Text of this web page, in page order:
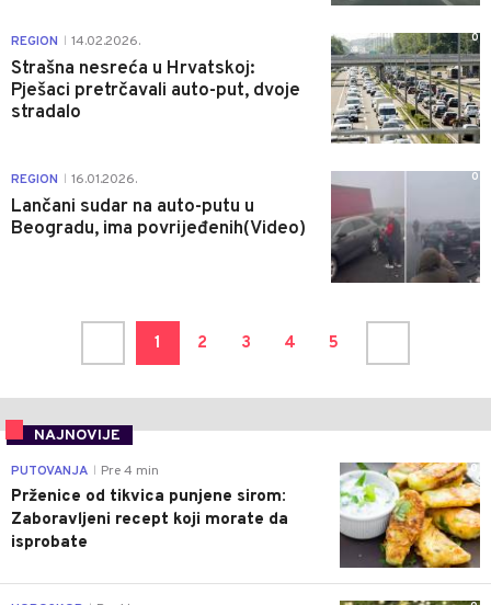
REGION 14.02.2026.
Strašna nesreća u Hrvatskoj:
Pješaci pretrčavali auto-put, dvoje
stradalo
0
REGION 16.01.2026.
Lančani sudar na auto-putu u
Beogradu, ima povrijeđenih(Video)
0
1 2 3 4 5
NAJNOVIJE
0
PUTOVANJA Pre 4 min
Prženice od tikvica punjene sirom:
Zaboravljeni recept koji morate da
isprobate